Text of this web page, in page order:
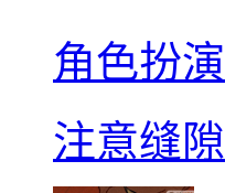
角色扮演
注意缝隙